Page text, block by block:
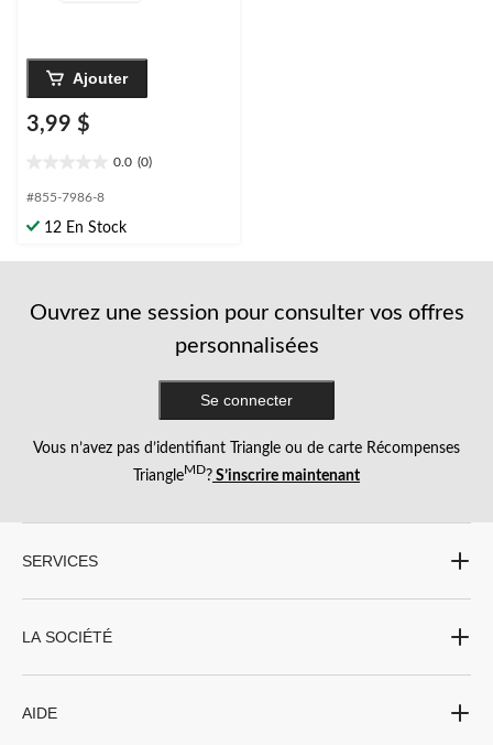
Ajouter
3,99 $
0.0 (0)
étoile(s)
5.
#855-7986-8
12 En Stock
Ouvrez une session pour consulter vos offres
personnalisées
Se connecter
Vous n’avez pas d’identifiant Triangle ou de carte Récompenses
TriangleMD? S’inscrire maintenant
SERVICES
LA SOCIÉTÉ
AIDE